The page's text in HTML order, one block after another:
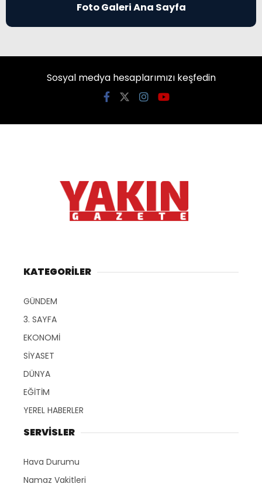
Foto Galeri Ana Sayfa
Sosyal medya hesaplarımızı keşfedin
KATEGORİLER
GÜNDEM
3. SAYFA
EKONOMİ
SİYASET
DÜNYA
EĞİTİM
YEREL HABERLER
SERVİSLER
Hava Durumu
Namaz Vakitleri